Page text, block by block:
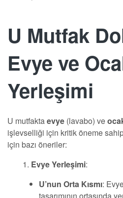
U Mutfak
Evye ve
Yerleşimi
U mutfaktaevye (lavabo) ve
işlevselliği için kritik öneme
için bazı öneriler:
Evye Yerleşimi:
U’nun Orta Kısmı:
tasarımının ortasında